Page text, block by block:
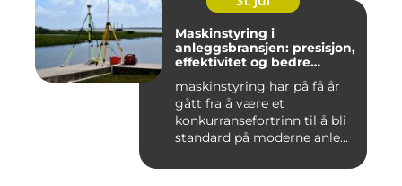
Maskinstyring i
anleggsbransjen: presisjon,
effektivitet og bedre
maskinstyring har på få år
gått fra å være et
konkurransefortrinn til å bli
standard på moderne anle...